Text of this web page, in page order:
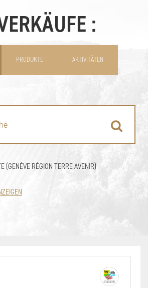
:
PRODUKTE AKTIVITÄTEN
(GENÈVE RÉGION TERRE AVENIR)